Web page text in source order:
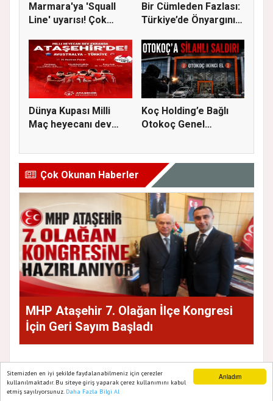
Anladım
Sitemizden en iyi şekilde faydalanabilmeniz için çerezler
kullanılmaktadır. Bu siteye giriş yaparak çerez kullanımını kabul
etmiş sayılıyorsunuz. Daha Fazla Bilgi Al
Marmara'ya 'Squall
Line' uyarısı! Çok
Bir Cümleden Fazlası:
Türkiye’de Önyargının
Dünya Kupası Milli
Maç heyecanı dev
Koç Holding’e Bağlı
Otokoç Genel
Çok Okunan Haberler
MHP Ataşehir 7. Olağan İlçe Kongresi
İçin Geri Sayım Başladı
Ana Sayfa Web TV